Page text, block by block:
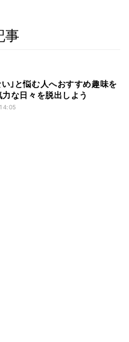
事
い｣と悩む人へおすすめ趣味を
な日々を脱出しよう